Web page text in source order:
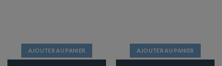
AJOUTER AU PANIER AJOUTER AU PANIER